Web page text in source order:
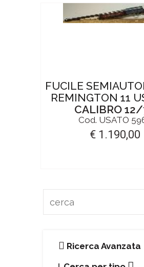
FUCILE
REMINGTON 11
CALIBRO
Cod. USATO
€ 1.190,00
Ricerca Avanzata